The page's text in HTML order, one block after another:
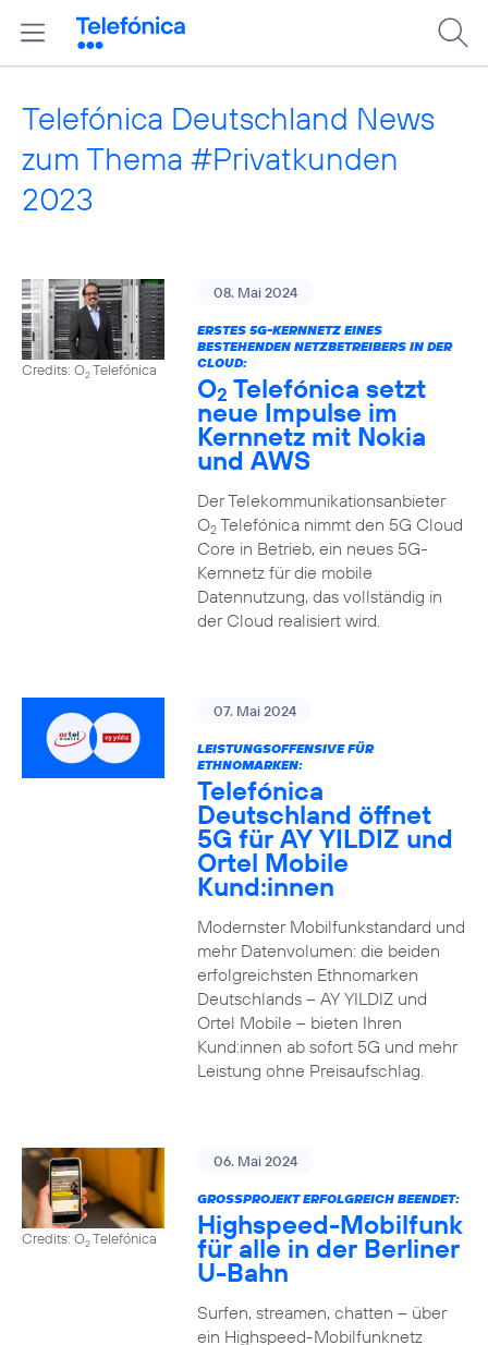
Telefónica Deutschland News
zum Thema #Privatkunden
2023
Credits: O2Telefónica
08. Mai 2024
ERSTES 5G-KERNNETZ EINES
BESTEHENDEN NETZBETREIBERS IN DER
CLOUD:
O2 Telefónica setzt
neue Impulse im
Kernnetz mit Nokia
und AWS
Der Telekommunikationsanbieter
O2Telefónica nimmt den 5G Cloud
Core in Betrieb, ein neues 5G-
Kernnetz für die mobile
Datennutzung, das vollständig in
der Cloud realisiert wird.
07. Mai 2024
LEISTUNGSOFFENSIVE FÜR
ETHNOMARKEN:
Telefónica
Deutschland öffnet
5G für AY YILDIZ und
Ortel Mobile
Kund:innen
Modernster Mobilfunkstandard und
mehr Datenvolumen: die beiden
erfolgreichsten Ethnomarken
Deutschlands – AY YILDIZ und
Ortel Mobile – bieten Ihren
Kund:innen ab sofort 5G und mehr
Leistung ohne Preisaufschlag.
Credits: O2Telefónica
06. Mai 2024
GROSSPROJEKT ERFOLGREICH BEENDET:
Highspeed-Mobilfunk
für alle in der Berliner
U-Bahn
Surfen, streamen, chatten – über
ein Highspeed-Mobilfunknetz